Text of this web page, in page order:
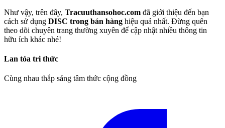
Như vậy, trên đây, Tracuuthansohoc.com đã giới thiệu đến bạn
cách sử dụng DISC trong bán hàng hiệu quả nhất. Đừng quên
theo dõi chuyên trang thường xuyên để cập nhật nhiều thông tin
hữu ích khác nhé!
Lan tỏa tri thức
Cùng nhau thắp sáng tâm thức cộng đồng